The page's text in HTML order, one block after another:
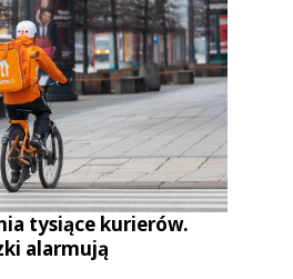
tysiące kurierów.
alarmują